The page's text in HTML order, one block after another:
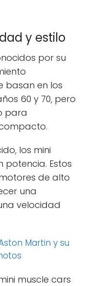
y estilo
por su
basan en los
60 y 70, pero
para
los mini
potencia. Estos
de alto
una
velocidad
Martin y su
muscle cars